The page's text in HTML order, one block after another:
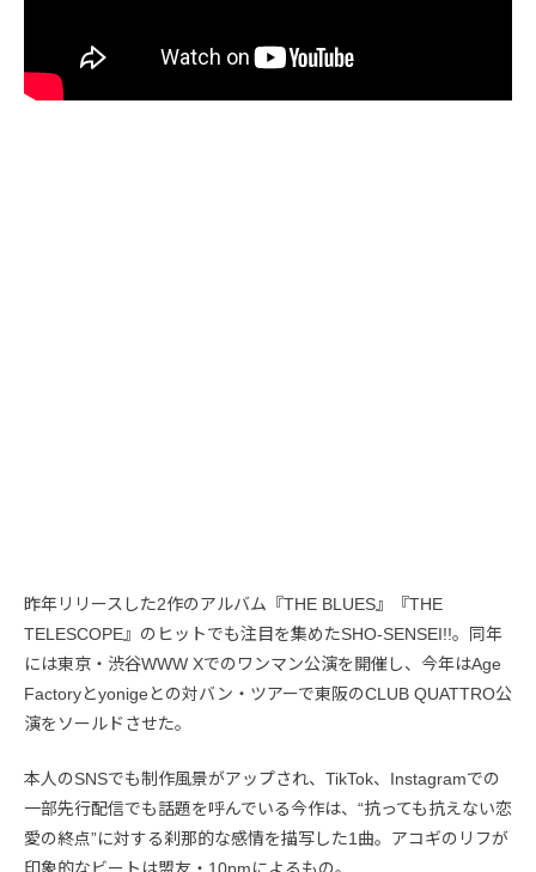
昨年リリースした2作のアルバム『THE BLUES』『THE
TELESCOPE』のヒットでも注目を集めたSHO-SENSEI!!。同年
には東京・渋谷WWW Xでのワンマン公演を開催し、今年はAge
Factoryとyonigeとの対バン・ツアーで東阪のCLUB QUATTRO公
演をソールドさせた。
本人のSNSでも制作風景がアップされ、TikTok、Instagramでの
一部先行配信でも話題を呼んでいる今作は、“抗っても抗えない恋
愛の終点”に対する刹那的な感情を描写した1曲。アコギのリフが